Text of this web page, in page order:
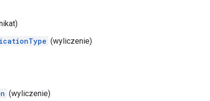
(wyliczenie)
(wyliczenie)